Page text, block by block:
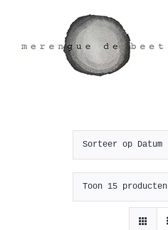
inhoud
Sorteer op Datum
Toon 15 producten